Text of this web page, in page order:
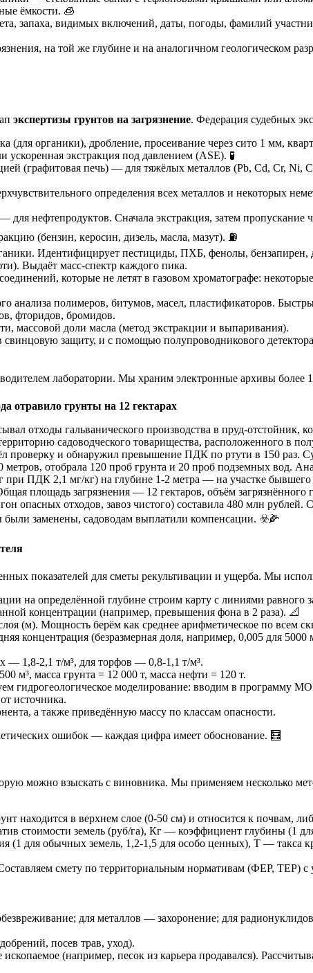
ёмкости. 🧊
запаха, видимых включений, даты, погоды, фамилий
на той же глубине и на аналогичном геологическом
экспертизы грунтов на загрязнение. Федерация судебных
органики), дробление, просеивание через сито 1 мм,
ускоренная экстракция под давлением (ASE). 🧪
(графитовая печь) — для тяжёлых металлов (Pb, Cd, Cr, Ni,
определения всех металлов и некоторых
— для нефтепродуктов. Сначала экстракция, затем пропускание
(бензин, керосин, дизель, масла, мазут). ⛽
Идентифицирует пестициды, ПХБ, фенолы, бензапирен,
Выдаёт масс-спектр каждого пика.
которые не летят в газовом хроматографе:
анализа полимеров, битумов, масел, пластификаторов.
фторидов, бромидов.
массовой доли масла (метод экстракции и выпаривания).
защиту, и с помощью полупроводникового
лаборатории. Мы храним электронные архивы более
отравило грунты на 12 гектарах
отходы гальванического производства в пруд-отстойник,
садоводческого товарищества, расположенного в
проверку и обнаружил превышение ПДК по ртути в 150 раз.
метров, отобрала 120 проб грунта и 20 проб подземных вод.
при ПДК 2,1 мг/кг) на глубине 1-2 метра — на участке
площадь загрязнения — 12 гектаров, объём
опасных отходов, завоз чистого) составила 480 млн рублей.
были заменены, садоводам выплатили компенсации. ☣️🌽
показателей для сметы рекультивации и ущерба. Мы
на определённой глубине строим карту с линиями равного
концентрации (например, превышения фона в 2 раза). 📐
(м). Мощность берём как среднее арифметическое по всем
концентрация (безразмерная доля, например, 0,005 для 5000
— 1,8-2,1 т/м³, для торфов — 0,8-1,1 т/м³.
м³, масса грунта = 12 000 т, масса нефти = 120 т.
гидрогеологическое моделирование: вводим в программу
источника.
а также приведённую массу по классам опасности.
ошибок — каждая цифра имеет обоснование. 🧮
можно взыскать с виновника. Мы применяем несколько
в верхнем слое (0-50 см) и относится к почвам,
стоимости земель (руб/га), Кг — коэффициент глубины (1
для обычных земель, 1,2-1,5 для особо ценных), Т — такса
смету по территориальным нормативам (ФЕР, ТЕР) с
для металлов — захоронение; для
посев трав, уход).
(например, песок из карьера продавался).